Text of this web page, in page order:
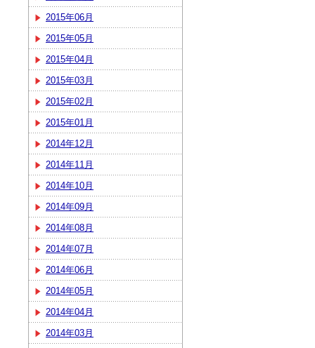
2015年06月
2015年05月
2015年04月
2015年03月
2015年02月
2015年01月
2014年12月
2014年11月
2014年10月
2014年09月
2014年08月
2014年07月
2014年06月
2014年05月
2014年04月
2014年03月